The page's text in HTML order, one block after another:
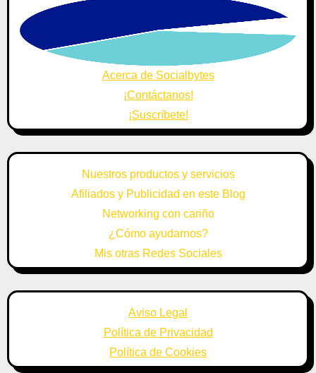
Acerca de Socialbytes
¡Contáctanos!
¡Suscríbete!
Nuestros productos y servicios
Afiliados y Publicidad en este Blog
Networking con cariño
¿Cómo ayudarnos?
Mis otras Redes Sociales
Aviso Legal
Política de Privacidad
Política de Cookies